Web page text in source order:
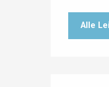
Alle